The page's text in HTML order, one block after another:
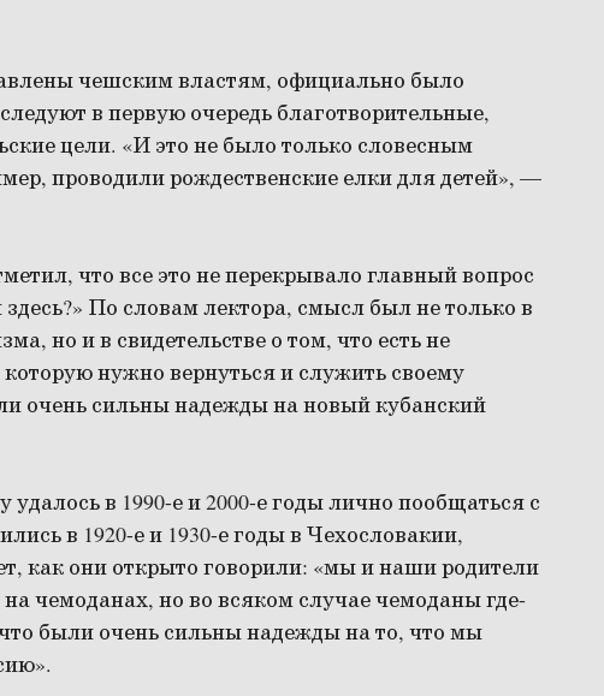
чешским властям, официально было
в первую очередь благотворительные,
цели. «И это не было только словесным
проводили рождественские елки для детей», —
что все это не перекрывало главный вопрос
По словам лектора, смысл был не только в
но и в свидетельстве о том, что есть не
нужно вернуться и служить своему
очень сильны надежды на новый кубанский
в 1990-е и 2000-е годы лично пообщаться с
в 1920-е и 1930-е годы в Чехословакии,
как они открыто говорили: «мы и наши родители
чемоданах, но во всяком случае чемоданы где-
были очень сильны надежды на то, что мы